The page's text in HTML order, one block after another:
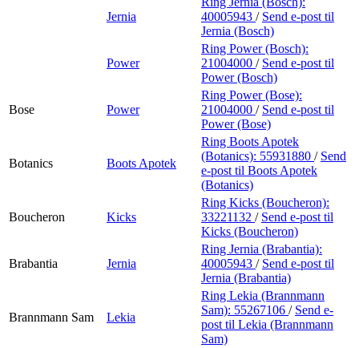
Jernia
40005943 / Send e-post til
Jernia (Bosch)
Power
Ring Power (Bosch):
21004000 / Send e-post til
Power (Bosch)
Bose Power
Ring Power (Bose):
21004000 / Send e-post til
Power (Bose)
Botanics Boots Apotek
Ring Boots Apotek
(Botanics): 55931880 / Send
e-post til Boots Apotek
(Botanics)
Boucheron Kicks
Ring Kicks (Boucheron):
33221132 / Send e-post til
Kicks (Boucheron)
Brabantia Jernia
Ring Jernia (Brabantia):
40005943 / Send e-post til
Jernia (Brabantia)
Brannmann Sam Lekia
Ring Lekia (Brannmann
Sam): 55267106 / Send e-
post til Lekia (Brannmann
Sam)